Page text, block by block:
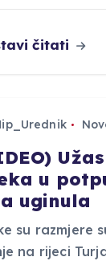
čitati
u
uginula
su razmjere
na rijeci